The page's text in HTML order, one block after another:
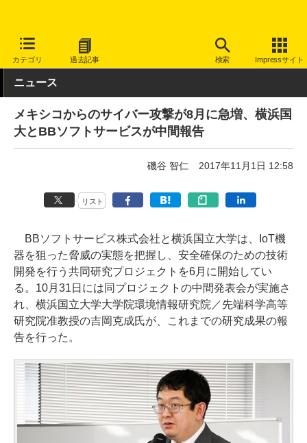
カテゴリ 過去記事 検索 Impressサイト
INTERNET Watch トピック その他
ニュース
メキシコからのサイバー攻撃が8月に急増、横浜国
大とBBソフトサービスが中間報告
磯谷 智仁 2017年11月1日 12:58
リスト
BBソフトサービス株式会社と横浜国立大学は、IoT機
器を狙った脅威の実態を把握し、安全確保のための技術
開発を行う共同研究プロジェクトを6月に開始してい
る。10月31日には同プロジェクトの中間発表会が実施さ
れ、横浜国立大学大学院環境情報研究院／先端科学高等
研究院准教授の吉岡克成氏が、これまでの研究成果の報
告を行った。